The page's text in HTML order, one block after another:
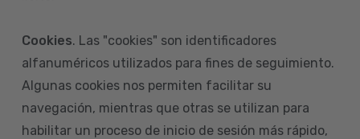
Cookies. Las "cookies" son identificadores
alfanuméricos utilizados para fines de seguimiento.
Algunas cookies nos permiten facilitar su
navegación, mientras que otras se utilizan para
habilitar un proceso de inicio de sesión más rápido,